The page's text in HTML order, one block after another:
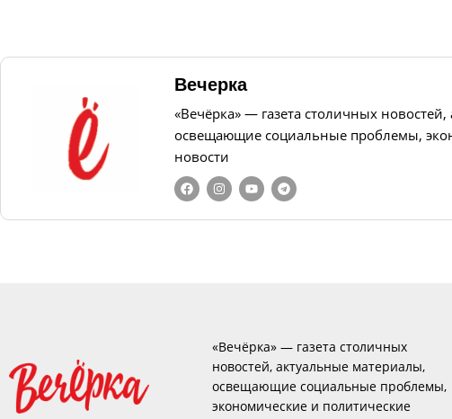
Вечерка
«Вечёрка» — газета столичных
освещающие социальные проблемы,
новости
«Вечёрка» — газета столичных
новостей, актуальные материалы,
освещающие социальные проблемы,
экономические и политические